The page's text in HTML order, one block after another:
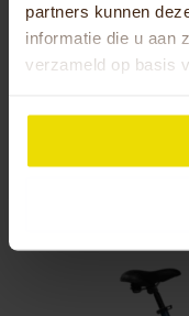
partners kunnen
informatie die u aan
verzameld op basis